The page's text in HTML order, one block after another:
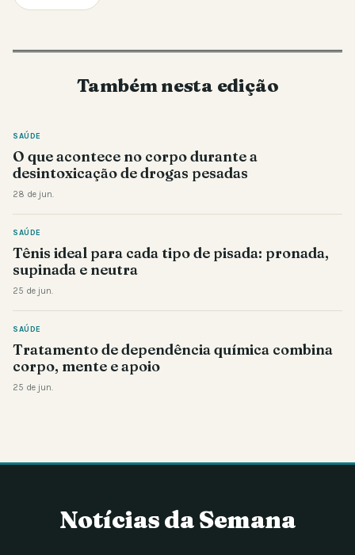
Também nesta edição
SAÚDE
O que acontece no corpo durante a
desintoxicação de drogas pesadas
28 de jun.
SAÚDE
Tênis ideal para cada tipo de pisada: pronada,
supinada e neutra
25 de jun.
SAÚDE
Tratamento de dependência química combina
corpo, mente e apoio
25 de jun.
Notícias da Semana